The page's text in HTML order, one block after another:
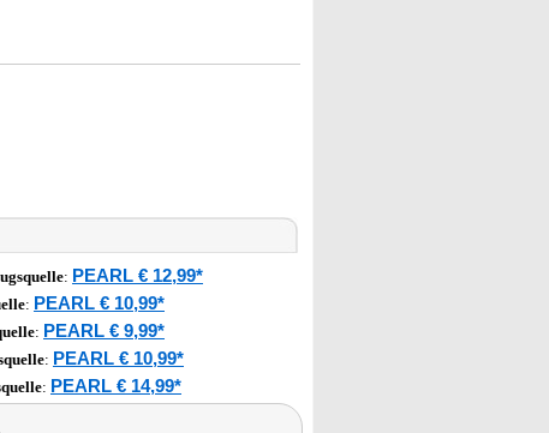
: PEARL € 12,99*
: PEARL € 10,99*
: PEARL € 9,99*
: PEARL € 10,99*
: PEARL € 14,99*